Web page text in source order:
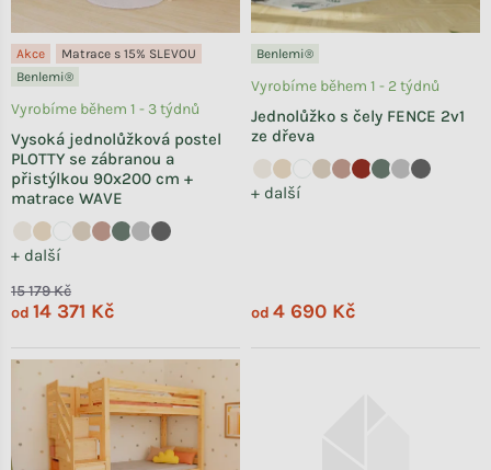
Akce
Matrace s 15% SLEVOU
Benlemi®
Vysoká jednolůžková postel
PLOTTY se zábranou a
přistýlkou 90x200 cm +
matrace WAVE
+ další
Vyrobíme během 1 - 3 týdnů
15 179 Kč
od 14 371 Kč
Benlemi®
Jednolůžko s čely FENCE 2v1
ze dřeva
+ další
Vyrobíme během 1 - 2 týdnů
od 4 690 Kč